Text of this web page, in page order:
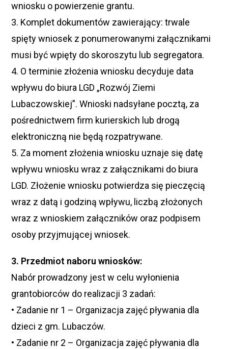
wniosku o powierzenie grantu.
3. Komplet dokumentów zawierający: trwale
spięty wniosek z ponumerowanymi załącznikami
musi być wpięty do skoroszytu lub segregatora.
4. O terminie złożenia wniosku decyduje data
wpływu do biura LGD „Rozwój Ziemi
Lubaczowskiej”. Wnioski nadsyłane pocztą, za
pośrednictwem firm kurierskich lub drogą
elektroniczną nie będą rozpatrywane.
5. Za moment złożenia wniosku uznaje się datę
wpływu wniosku wraz z załącznikami do biura
LGD. Złożenie wniosku potwierdza się pieczęcią
wraz z datą i godziną wpływu, liczbą złożonych
wraz z wnioskiem załączników oraz podpisem
osoby przyjmującej wniosek.
3. Przedmiot naboru wniosków:
Nabór prowadzony jest w celu wyłonienia
grantobiorców do realizacji 3 zadań:
• Zadanie nr 1 – Organizacja zajęć pływania dla
dzieci z gm. Lubaczów.
• Zadanie nr 2 – Organizacja zajęć pływania dla